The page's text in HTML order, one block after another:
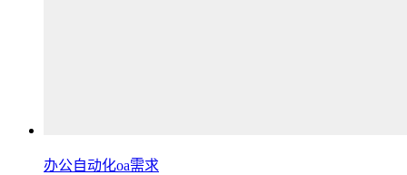
办公自动化oa需求